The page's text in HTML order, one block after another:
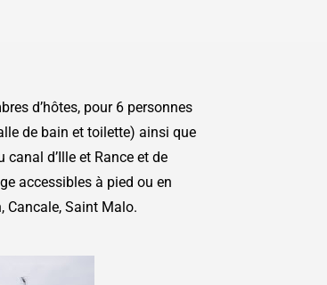
d’hôtes, pour 6 personnes
de bain et toilette) ainsi que
d’Ille et Rance et de
accessibles à pied ou en
Cancale, Saint Malo.